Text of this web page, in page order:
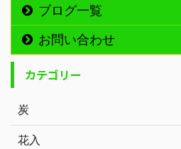
ブログ一覧
お問い合わせ
カテゴリー
炭
花入